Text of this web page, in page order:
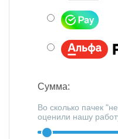
Сумма:
Во сколько пачек
оценили нашу